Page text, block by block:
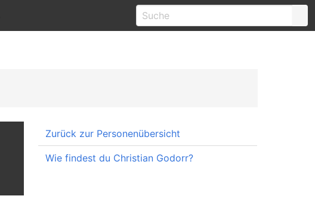
Zurück zur Personenübersicht
Wie findest du Christian Godorr?